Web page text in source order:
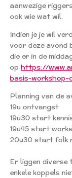
aanwezige
ook wie wat wil.
Indien je je wil
voor deze avond
die er in de
op https://
basis-workshop-
Planning van de
19u ontvangst
19u30 start
19u45 start
20u30 start folk
Er liggen diverse
enkele koppels